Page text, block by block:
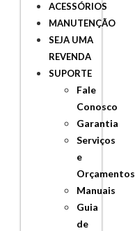
ACESSÓRIOS
MANUTENÇÃO
SEJA UMA
REVENDA
SUPORTE
Fale
Conosco
Garantia
Serviços
e
Orçamentos
Manuais
Guia
de